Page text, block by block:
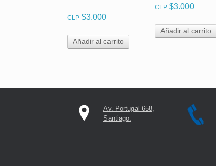
CLP $3.000
Añadir al carrito
CLP $3.000
Añadir al carrito
Av. Portugal 658,
Santiago.